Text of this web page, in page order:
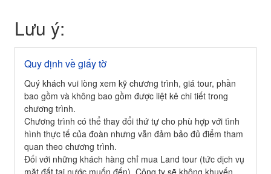
Lưu ý:
Quy định về giấy tờ
Quý khách vui lòng xem kỹ chương trình, giá tour, phần
bao gồm và không bao gồm được liệt kê chi tiết trong
chương trình.
Chương trình có thể thay đổi thứ tự cho phù hợp với tình
hình thực tế của đoàn nhưng vẫn đảm bảo đủ điểm tham
quan theo chương trình.
Đối với những khách hàng chỉ mua Land tour (tức dịch vụ
mặt đất tại nước muốn đến), Công ty sẽ không khuyến